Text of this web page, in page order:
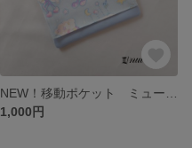
1,000円